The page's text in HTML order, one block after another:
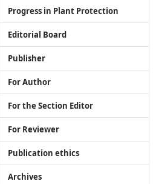
Progress in Plant Protection
Editorial Board
Publisher
For Author
For the Section Editor
For Reviewer
Publication ethics
Archives